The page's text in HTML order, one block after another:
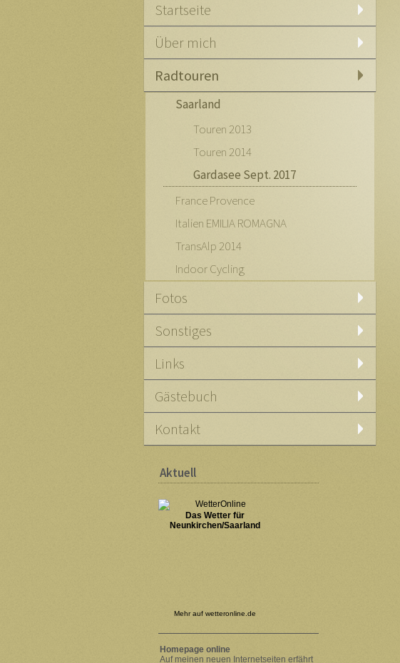
Startseite
Über mich
Radtouren
Saarland
Touren 2013
Touren 2014
Gardasee Sept. 2017
France Provence
Italien EMILIA ROMAGNA
TransAlp 2014
Indoor Cycling
Fotos
Sonstiges
Links
Gästebuch
Kontakt
Aktuell
Das Wetter für
Neunkirchen/Saarland
Mehr auf wetteronline.de
Homepage online
Auf meinen neuen Internetseiten erfährt